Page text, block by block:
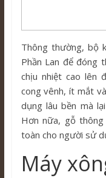
Thông thường, bộ
Phần Lan để đóng
chịu nhiệt cao lên
cong vênh, ít mắt
dụng lâu bền mà
Hơn nữa, gỗ
toàn cho người sử
Máy